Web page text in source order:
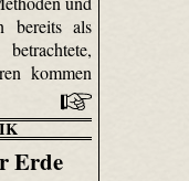
bereits als
kommen
Erde